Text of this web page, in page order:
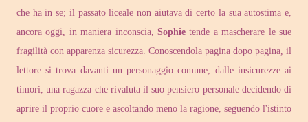
che ha in se; il passato liceale non aiutava di certo la sua autostima e,
ancora oggi, in maniera inconscia, Sophie tende a mascherare le sue
fragilità con apparenza sicurezza. Conoscendola pagina dopo pagina, il
lettore si trova davanti un personaggio comune, dalle insicurezze ai
timori, una ragazza che rivaluta il suo pensiero personale decidendo di
aprire il proprio cuore e ascoltando meno la ragione, seguendo l'istinto